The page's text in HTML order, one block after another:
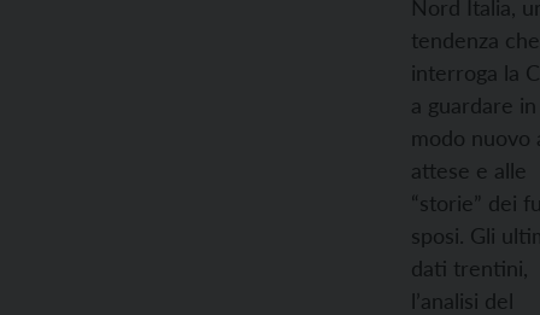
Nord Italia,
tendenza che
interroga la
a guardare in
modo nuovo
attese e alle
“storie” dei
sposi. Gli
dati trentini,
l’analisi del